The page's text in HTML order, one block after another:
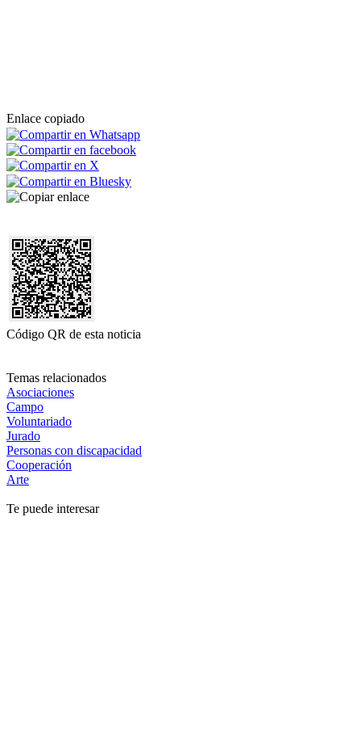
Enlace copiado
Código QR de esta noticia
Temas relacionados
Asociaciones
Campo
Voluntariado
Jurado
Personas con discapacidad
Cooperación
Arte
Te puede interesar